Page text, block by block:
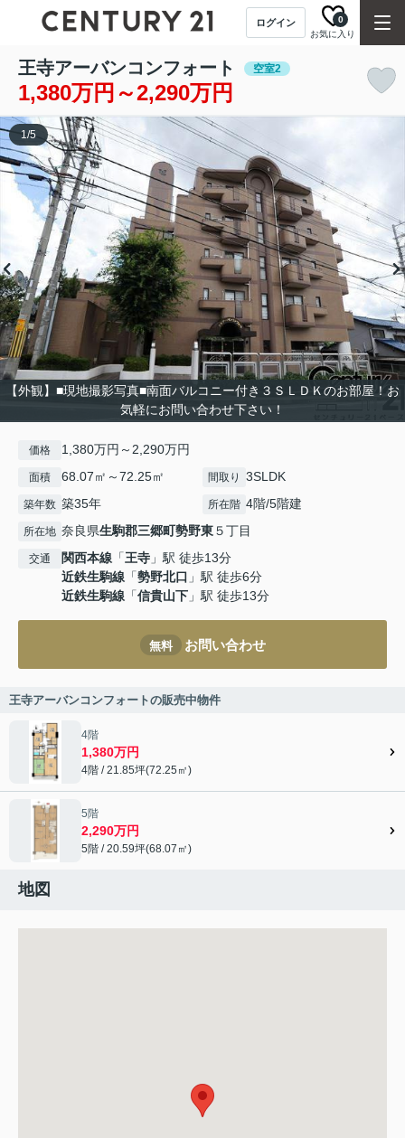
ログイン
お気に入り
0
王寺アーバンコンフォート 空室2
1,380万円～2,290万円
【外観】■現地撮影写真■南面バルコニー付き３ＳＬＤＫのお部屋！お
気軽にお問い合わせ下さい！
1/5
価格 1,380万円～2,290万円
面積 68.07㎡～72.25㎡ 間取り 3SLDK
築年数 築35年 所在階 4階/5階建
所在地 奈良県生駒郡三郷町勢野東５丁目
交通 関西本線 「王寺 」駅 徒歩13分
近鉄生駒線 「勢野北口 」駅 徒歩6分
近鉄生駒線 「信貴山下 」駅 徒歩13分
無料 お問い合わせ
王寺アーバンコンフォートの販売中物件
4階
1,380万円
4階 / 21.85坪(72.25㎡)
5階
2,290万円
5階 / 20.59坪(68.07㎡)
地図